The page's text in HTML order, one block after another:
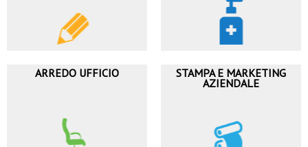
ARREDO UFFICIO STAMPA E MARKETING
AZIENDALE